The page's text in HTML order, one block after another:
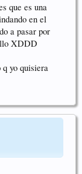
que es una
en el
a pasar por
XDDD
yo quisiera